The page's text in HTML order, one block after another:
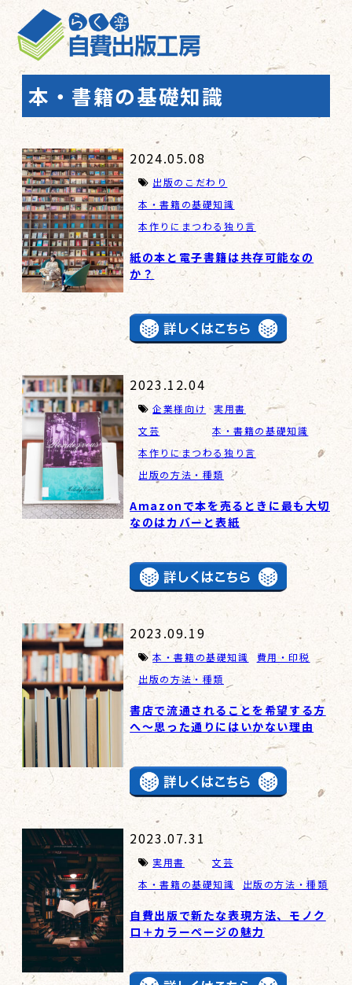
本・書籍の基礎知識
2024.05.08
出版のこだわり
本・書籍の基礎知識
本作りにまつわる独り言
紙の本と電子書籍は共存可能なの
か？
2023.12.04
企業様向け
実用書
文芸
本・書籍の基礎知識
本作りにまつわる独り言
出版の方法・種類
Amazonで本を売るときに最も大切
なのはカバーと表紙
2023.09.19
本・書籍の基礎知識
費用・印税
出版の方法・種類
書店で流通されることを希望する方
へ～思った通りにはいかない理由
2023.07.31
実用書
文芸
本・書籍の基礎知識
出版の方法・種類
自費出版で新たな表現方法、モノク
ロ＋カラーページの魅力